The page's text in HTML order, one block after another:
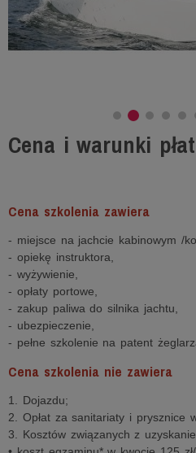
Cena i warunki
Cena szkolenia zawiera
- miejsce na jachcie kabinowym /
- opiekę instruktora,
- wyżywienie,
- opłaty portowe,
- zakup paliwa do silnika jachtu,
- ubezpieczenie,
- pełne szkolenie na patent
Cena szkolenia nie zawiera
1. Dojazdu;
2. Opłat za sanitariaty i prysznice
3. Kosztów związanych z